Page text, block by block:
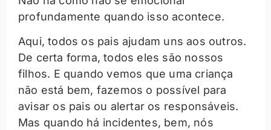
profundamente quando isso acontece.
Aqui, todos os pais ajudam uns aos outros.
De certa forma, todos eles são nossos
filhos. E quando vemos que uma criança
não está bem, fazemos o possível para
avisar os pais ou alertar os responsáveis.
Mas quando há incidentes, bem, nós